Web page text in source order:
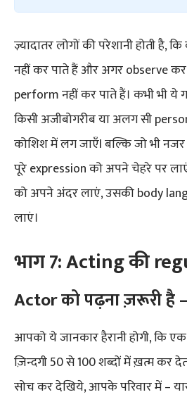
ज़्यादातर लोगों की परेशानी होती है,
नहीं कर पाते हैं और अगर observe
perform नहीं कर पाते हैं। कभी भी ये
किसी अजीबोगरीब या अलग सी
कोशिश में लग जाएँI बल्कि जो भी
पूरे expression को अपने चेहरे पर
को अपने अंदर लाएं, उसकी body
लाएं।
भाग 7: Acting की
Actor को पढ़नाज़रूरीहै–
आपको ये जानकार हैरानी होगी, कि
ज़िन्दगी 50 से 100 शब्दों में ख़त्म कर
सोच कर देखिये, आपके परिवार में –